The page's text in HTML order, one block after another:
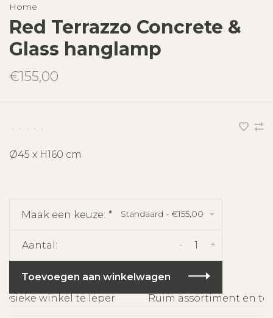
Home
Red Terrazzo Concrete &
Glass hanglamp
€155,00
• • • • •
Ø45 x H160 cm
Maak een keuze: * Standaard - €155,00
Aantal: +
-
Toevoegen aan winkelwagen
winkel te Ieper
Ruim assortiment en